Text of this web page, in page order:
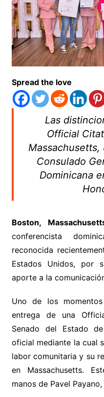
Spread the love
Las
Official
Consulado
Dominicana
Boston,
conferencista
reconocida
Estados Unidos, por
aporte a la
Uno de los
entrega de una
Senado del Estado
oficial mediante la cual
labor comunitaria y su
en Massachusetts.
manos de Pavel